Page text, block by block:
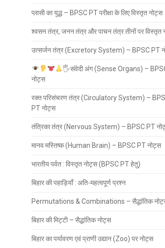
प्लासी का युद्ध – BPSC PT परीक्षा के लिए विस्तृत नोट्स
श्वसन तंत्र, जनन तंत्र और पाचन तंत्र तीनों पर विस्तृत
उत्सर्जन तंत्र (Excretory System) – BPSC PT
🖐संवेदी अंग (Sense Organs) –
नोट्स
रक्त परिसंचरण तंत्र (Circulatory System) –
PT नोट्स
तंत्रिका तंत्र (Nervous System) – BPSC PT
मानव मस्तिष्क (Human Brain) – BPSC PT नोट्स
भारतीय पर्वत : विस्तृत नोट्स (BPSC PT हेतु)
बिहार की पहाड़ियाँ : अति-महत्वपूर्ण प्रश्न
Permutations & Combinations – सैद्धांतिक
बिहार की मिट्टी – सैद्धांतिक नोट्स
बिहार का पर्यावरण एवं प्राणी उद्यान (Zoo) पर नोट्स